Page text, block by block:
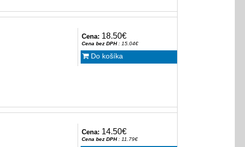
Cena: 18.50€
Cena bez DPH: 15.04€
Do košíka
Cena: 14.50€
Cena bez DPH: 11.79€